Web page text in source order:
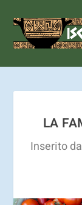
LA
Inserito da
tali servizi,